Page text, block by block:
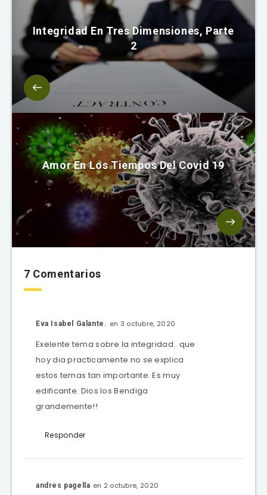
Integridad En Tres Dimensiones, Parte
2
Amor En Los Tiempos Del Covid 19
7 Comentarios
Eva Isabel Galante. en 3 octubre, 2020
Exelente tema sobre la integridad.. que
hoy dia practicamente no se explica
estos temas tan importante. Es muy
edificante. Dios los Bendiga
grandemente!!
Responder
andres pagella en 2 octubre, 2020